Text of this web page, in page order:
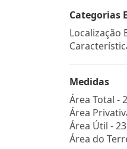
Categorias
Localização
Medidas
Área Total -
Área
Área Útil -
Área do